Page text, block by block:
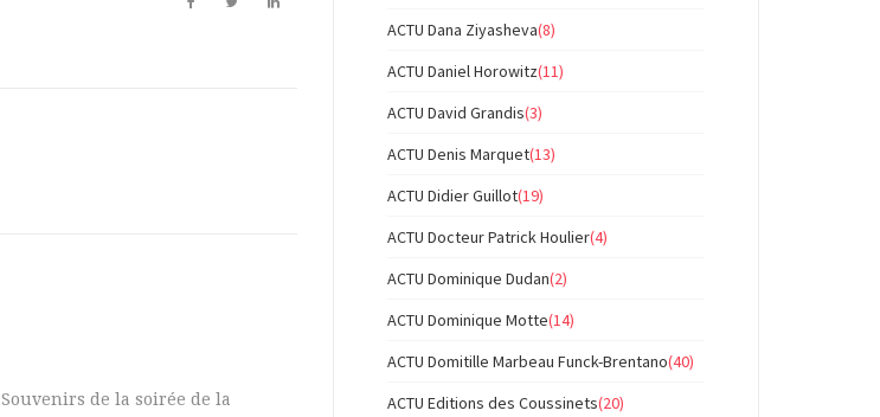
Souvenirs de la soirée de la
ACTU Dana Ziyasheva(8)
ACTU Daniel Horowitz(11)
ACTU David Grandis(3)
ACTU Denis Marquet(13)
ACTU Didier Guillot(19)
ACTU Docteur Patrick Houlier(4)
ACTU Dominique Dudan(2)
ACTU Dominique Motte(14)
ACTU Domitille Marbeau Funck-Brentano(40)
ACTU Editions des Coussinets(20)